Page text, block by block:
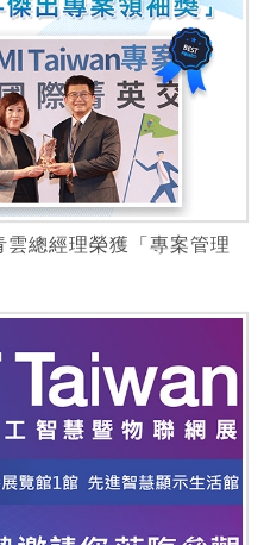
總經理榮獲「專案管理